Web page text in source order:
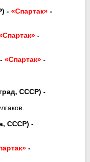
- «Спартак» -
-
«Спартак» -
СССР) -
СССР) -
-